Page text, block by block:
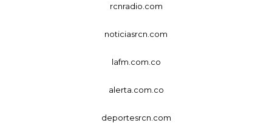
rcnradio.com
noticiasrcn.com
lafm.com.co
alerta.com.co
deportesrcn.com